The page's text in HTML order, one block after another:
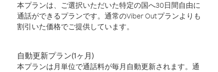
本プランは、ご選択いただいた特定の国へ30日間自由に
通話ができるプランです。通常のViber Outプランよりも
割引いた価格でご提供しています。
自動更新プラン(1ヶ月)
本プランは月単位で通話料が毎月自動更新されます。通